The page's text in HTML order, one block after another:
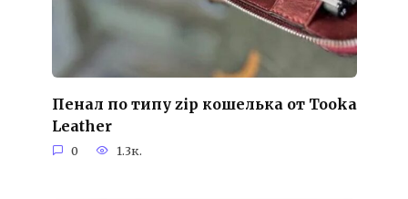
Пенал по типу zip кошелька от Tooka
Leather
0 1.3к.